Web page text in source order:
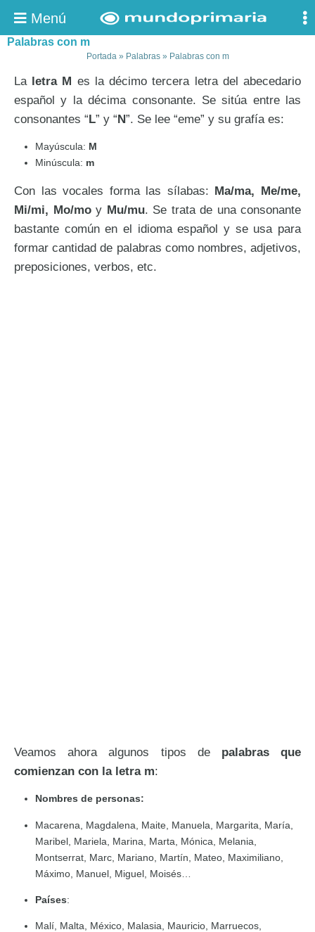
Menú
Palabras con m
Portada» Palabras» Palabras con m
La letra M es la décimo tercera letra del abecedario
español y la décima consonante. Se sitúa entre las
consonantes “L” y “N”. Se lee “eme” y su grafía es:
Mayúscula: M
Minúscula: m
Con las vocales forma las sílabas: Ma/ma, Me/me,
Mi/mi, Mo/mo y Mu/mu. Se trata de una consonante
bastante común en el idioma español y se usa para
formar cantidad de palabras como nombres, adjetivos,
preposiciones, verbos, etc.
Veamos ahora algunos tipos de palabras que
comienzan con la letra m:
Nombres de personas:
Macarena, Magdalena, Maite, Manuela, Margarita, María,
Maribel, Mariela, Marina, Marta, Mónica, Melania,
Montserrat, Marc, Mariano, Martín, Mateo, Maximiliano,
Máximo, Manuel, Miguel, Moisés…
Países:
Malí, Malta, México, Malasia, Mauricio, Marruecos,